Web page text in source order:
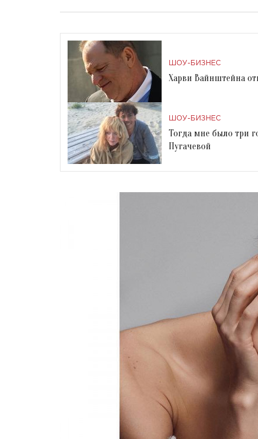
ШОУ-БИЗНЕС
Харви Вайнштейна
ШОУ-БИЗНЕС
Тогда мне было три
Пугачевой